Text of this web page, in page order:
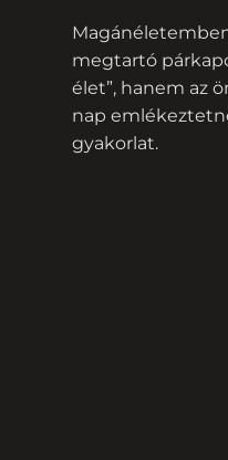
megtartó
élet”, hanem az
nap
gyakorlat.